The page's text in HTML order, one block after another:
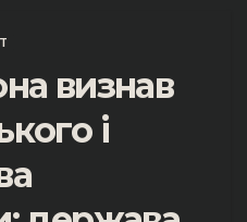
визнав
і